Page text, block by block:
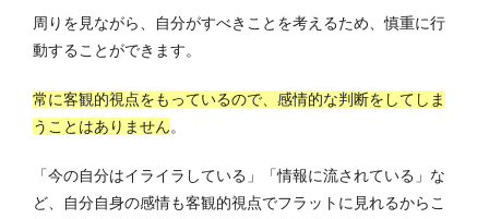
周りを見ながら、自分がすべきことを考えるため、慎重に行
動することができます。
常に客観的視点をもっているので、感情的な判断をしてしま
うことはありません。
「今の自分はイライラしている」「情報に流されている」な
ど、自分自身の感情も客観的視点でフラットに見れるからこ